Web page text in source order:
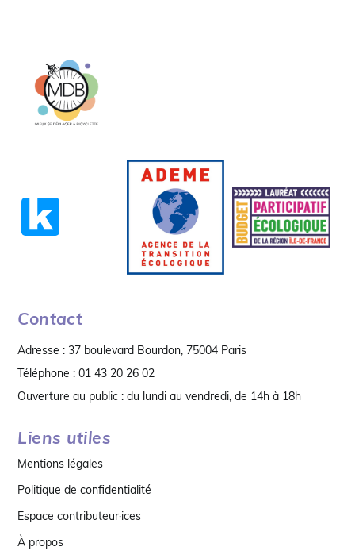
Contact
Adresse : 37 boulevard Bourdon, 75004 Paris
Téléphone : 01 43 20 26 02
Ouverture au public : du lundi au vendredi, de 14h à 18h
Liens utiles
Mentions légales
Politique de confidentialité
Espace contributeur·ices
À propos